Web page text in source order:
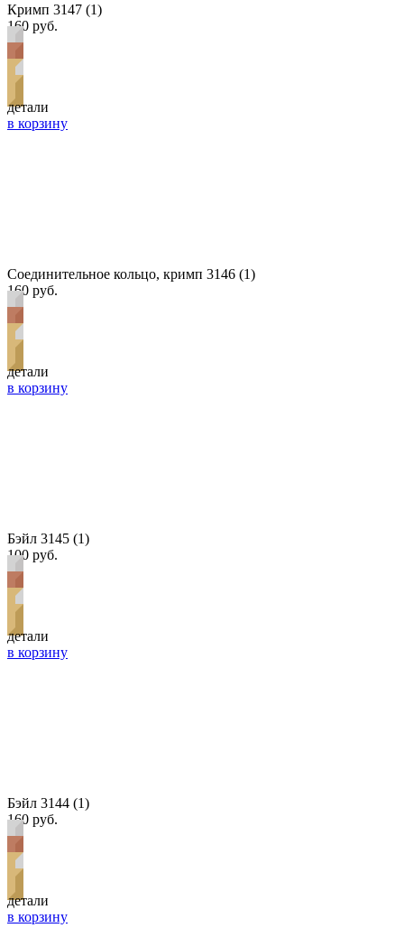
Кримп 3147 (1)
160 руб.
детали
в корзину
Соединительное кольцо, кримп 3146 (1)
160 руб.
детали
в корзину
Бэйл 3145 (1)
100 руб.
детали
в корзину
Бэйл 3144 (1)
160 руб.
детали
в корзину